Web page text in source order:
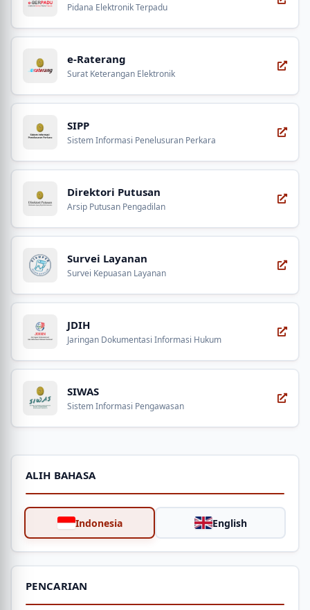
Pidana Elektronik Terpadu
e-Raterang
Surat Keterangan Elektronik
SIPP
Sistem Informasi Penelusuran Perkara
Direktori Putusan
Arsip Putusan Pengadilan
Survei Layanan
Survei Kepuasan Layanan
JDIH
Jaringan Dokumentasi Informasi Hukum
SIWAS
Sistem Informasi Pengawasan
ALIH BAHASA
Indonesia English
PENCARIAN